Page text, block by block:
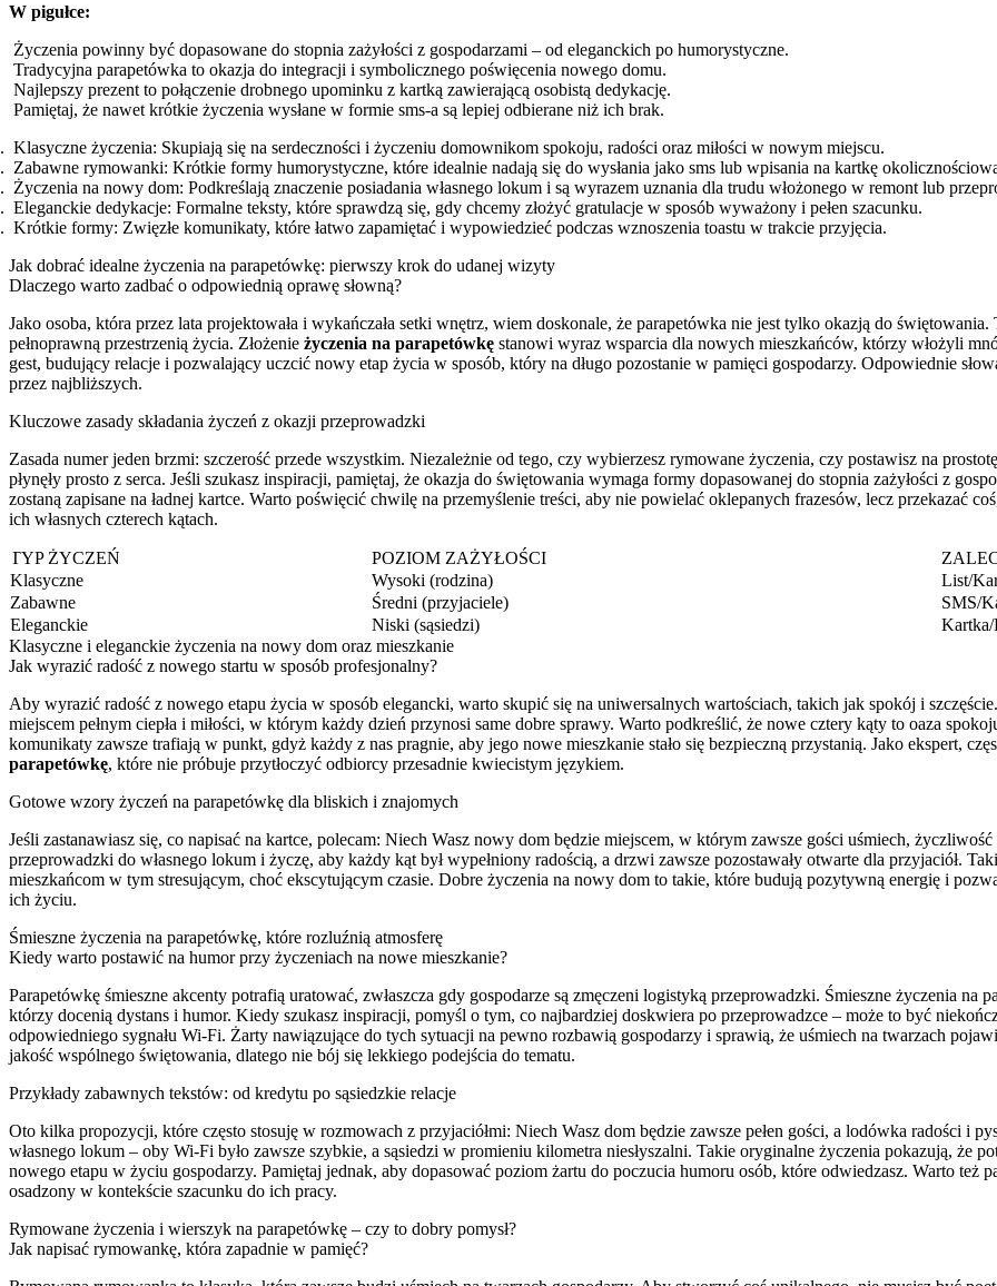
W pigułce:
Życzenia powinny być dopasowane do stopnia zażyłości z gospodarzami – od eleganckich po humorystyczne.
Tradycyjna parapetówka to okazja do integracji i symbolicznego poświęcenia nowego domu.
Najlepszy prezent to połączenie drobnego upominku z kartką zawierającą osobistą dedykację.
Pamiętaj, że nawet krótkie życzenia wysłane w formie sms-a są lepiej odbierane niż ich brak.
Klasyczne życzenia: Skupiają się na serdeczności i życzeniu domownikom spokoju, radości oraz miłości w nowym miejscu.
Zabawne rymowanki: Krótkie formy humorystyczne, które idealnie nadają się do wysłania jako sms lub wpisania na kartkę
Życzenia na nowy dom: Podkreślają znaczenie posiadania własnego lokum i są wyrazem uznania dla trudu włożonego w remont lub
Eleganckie dedykacje: Formalne teksty, które sprawdzą się, gdy chcemy złożyć gratulacje w sposób wyważony i pełen szacunku.
Krótkie formy: Zwięzłe komunikaty, które łatwo zapamiętać i wypowiedzieć podczas wznoszenia toastu w trakcie przyjęcia.
Jak dobrać idealne życzenia na parapetówkę: pierwszy krok do udanej wizyty
Dlaczego warto zadbać o odpowiednią oprawę słowną?
Jako osoba, która przez lata projektowała i wykańczała setki wnętrz, wiem doskonale, że parapetówka nie jest tylko okazją do
pełnoprawną przestrzenią życia. Złożenie życzenia na parapetówkę stanowi wyraz wsparcia dla nowych mieszkańców, którzy włożyli
gest, budujący relacje i pozwalający uczcić nowy etap życia w sposób, który na długo pozostanie w pamięci gospodarzy. Odpowiednie
przez najbliższych.
Kluczowe zasady składania życzeń z okazji przeprowadzki
Zasada numer jeden brzmi: szczerość przede wszystkim. Niezależnie od tego, czy wybierzesz rymowane życzenia, czy postawisz na
płynęły prosto z serca. Jeśli szukasz inspiracji, pamiętaj, że okazja do świętowania wymaga formy dopasowanej do stopnia zażyłości z
zostaną zapisane na ładnej kartce. Warto poświęcić chwilę na przemyślenie treści, aby nie powielać oklepanych frazesów, lecz przekazać
ich własnych czterech kątach.
TYP ŻYCZEŃ POZIOM ZAŻYŁOŚCI
Klasyczne
Wysoki (rodzina)
List/
Zabawne
Średni (przyjaciele)
SMS/
Eleganckie
Niski (sąsiedzi)
Klasyczne i eleganckie życzenia na nowy dom oraz mieszkanie
Jak wyrazić radość z nowego startu w sposób profesjonalny?
Aby wyrazić radość z nowego etapu życia w sposób elegancki, warto skupić się na uniwersalnych wartościach, takich jak spokój i
miejscem pełnym ciepła i miłości, w którym każdy dzień przynosi same dobre sprawy. Warto podkreślić, że nowe cztery kąty to oaza
komunikaty zawsze trafiają w punkt, gdyż każdy z nas pragnie, aby jego nowe mieszkanie stało się bezpieczną przystanią. Jako ekspert,
parapetówkę, które nie próbuje przytłoczyć odbiorcy przesadnie kwiecistym językiem.
Gotowe wzory życzeń na parapetówkę dla bliskich i znajomych
Jeśli zastanawiasz się, co napisać na kartce, polecam: Niech Wasz nowy dom będzie miejscem, w którym zawsze gości uśmiech,
przeprowadzki do własnego lokum i życzę, aby każdy kąt był wypełniony radością, a drzwi zawsze pozostawały otwarte dla przyjaciół.
mieszkańcom w tym stresującym, choć ekscytującym czasie. Dobre życzenia na nowy dom to takie, które budują pozytywną energię i
ich życiu.
Śmieszne życzenia na parapetówkę, które rozluźnią atmosferę
Kiedy warto postawić na humor przy życzeniach na nowe mieszkanie?
Parapetówkę śmieszne akcenty potrafią uratować, zwłaszcza gdy gospodarze są zmęczeni logistyką przeprowadzki. Śmieszne życzenia
którzy docenią dystans i humor. Kiedy szukasz inspiracji, pomyśl o tym, co najbardziej doskwiera po przeprowadzce – może to być
odpowiedniego sygnału Wi-Fi. Żarty nawiązujące do tych sytuacji na pewno rozbawią gospodarzy i sprawią, że uśmiech na twarzach
jakość wspólnego świętowania, dlatego nie bój się lekkiego podejścia do tematu.
Przykłady zabawnych tekstów: od kredytu po sąsiedzkie relacje
Oto kilka propozycji, które często stosuję w rozmowach z przyjaciółmi: Niech Wasz dom będzie zawsze pełen gości, a lodówka radości i
własnego lokum – oby Wi-Fi było zawsze szybkie, a sąsiedzi w promieniu kilometra niesłyszalni. Takie oryginalne życzenia pokazują, że
nowego etapu w życiu gospodarzy. Pamiętaj jednak, aby dopasować poziom żartu do poczucia humoru osób, które odwiedzasz. Warto też
osadzony w kontekście szacunku do ich pracy.
Rymowane życzenia i wierszyk na parapetówkę – czy to dobry pomysł?
Jak napisać rymowankę, która zapadnie w pamięć?